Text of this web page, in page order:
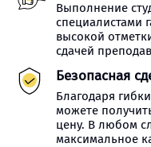
Выполнение
специалистами
высокой
сдачей
Безопасная
Благодаря
можете
цену. В любом
максимальное